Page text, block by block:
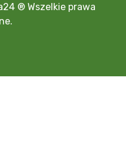
® Wszelkie prawa